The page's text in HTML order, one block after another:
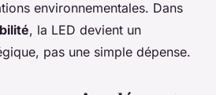
environnementales. Dans
, la LED devient un
pas une simple dépense.